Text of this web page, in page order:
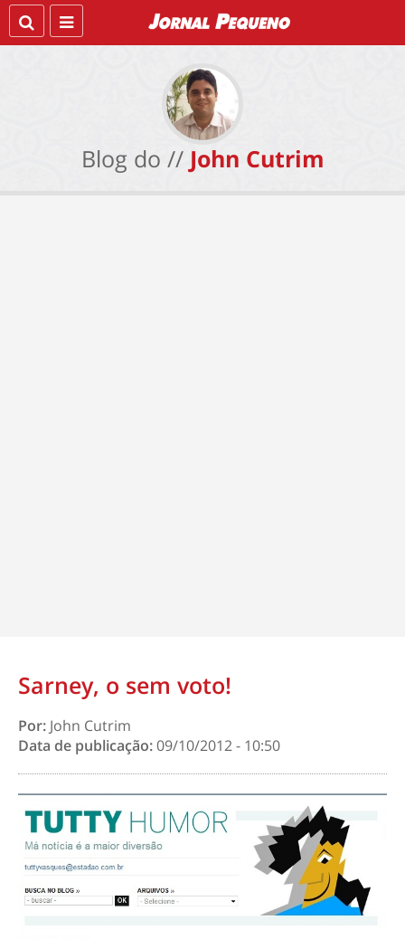
Blog do // John Cutrim
Sarney, o sem voto!
Por: John Cutrim
Data de publicação:09/10/2012 - 10:50